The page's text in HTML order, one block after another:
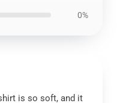
0%
is so soft, and it